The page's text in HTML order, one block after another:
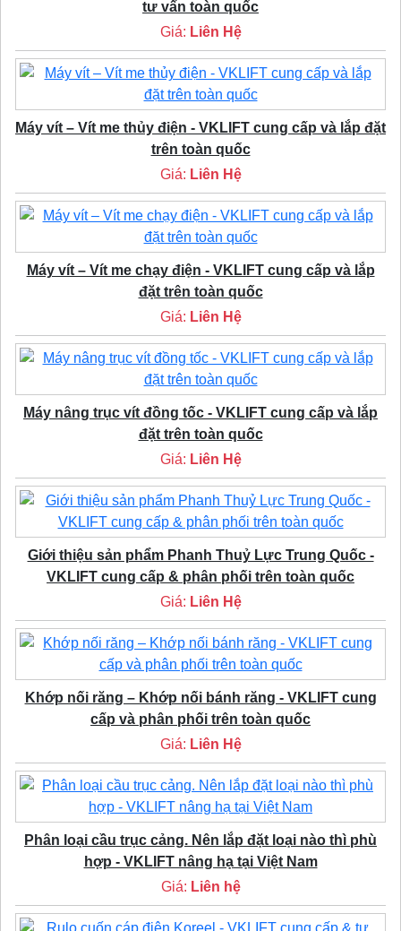
tư vấn toàn quốc
Giá: Liên Hệ
Máy vít – Vít me thủy điện - VKLIFT cung cấp và lắp đặt
trên toàn quốc
Giá: Liên Hệ
Máy vít – Vít me chạy điện - VKLIFT cung cấp và lắp
đặt trên toàn quốc
Giá: Liên Hệ
Máy nâng trục vít đồng tốc - VKLIFT cung cấp và lắp
đặt trên toàn quốc
Giá: Liên Hệ
Giới thiệu sản phẩm Phanh Thuỷ Lực Trung Quốc -
VKLIFT cung cấp & phân phối trên toàn quốc
Giá: Liên Hệ
Khớp nối răng – Khớp nối bánh răng - VKLIFT cung
cấp và phân phối trên toàn quốc
Giá: Liên Hệ
Phân loại cầu trục cảng. Nên lắp đặt loại nào thì phù
hợp - VKLIFT nâng hạ tại Việt Nam
Giá: Liên hệ